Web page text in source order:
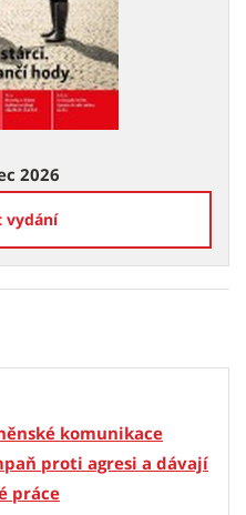
2026
vydání
komunikace
proti agresi a dávají
práce